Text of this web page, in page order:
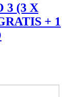
3 (3 X
+ 1